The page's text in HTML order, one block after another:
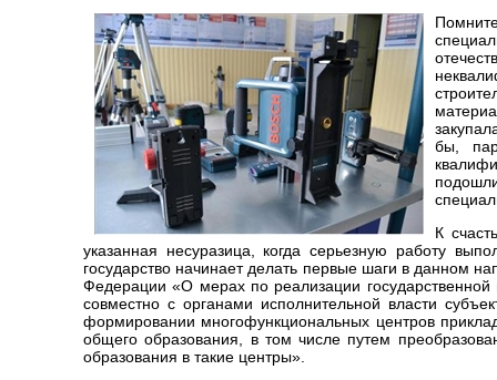
бы,
К
указанная несуразица, когда серьезную работу
государство начинает делать первые шаги в данном
Федерации «О мерах по реализации
совместно с органами исполнительной власти
формировании многофункциональных центров
общего образования, в том числе путем
образования в такие центры».